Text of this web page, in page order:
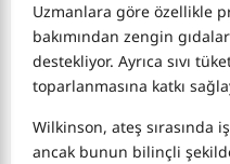
Uzmanlara göre özellikle
bakımından zengin
destekliyor. Ayrıca sıvı
toparlanmasına katkı
Wilkinson, ateş sırasında
ancak bunun bilinçli